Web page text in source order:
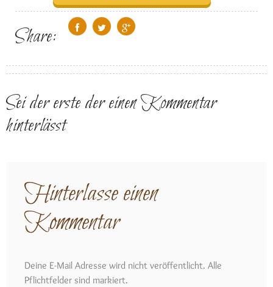
Share:
Sei der erste der einen Kommentar
hinterlässt
Hinterlasse einen
Kommentar
Deine E-Mail Adresse wird nicht veröffentlicht. Alle
Pflichtfelder sind markiert.